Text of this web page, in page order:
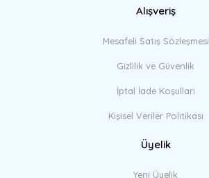
Alışveriş
Mesafeli Satış Sözleşmesi
Gizlilik ve Güvenlik
İptal İade Koşullari
Kişisel Veriler Politikası
Üyelik
Yeni Üyelik